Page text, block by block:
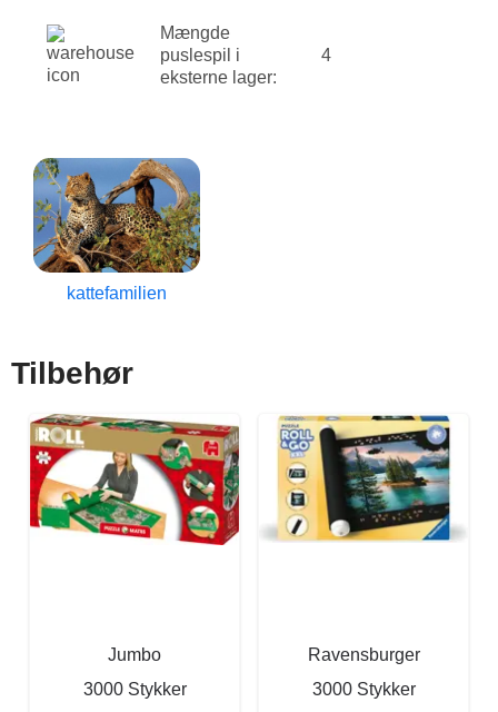
Mængde
puslespil i
eksterne lager:
4
kattefamilien
Tilbehør
Jumbo
3000 Stykker
Ravensburger
3000 Stykker